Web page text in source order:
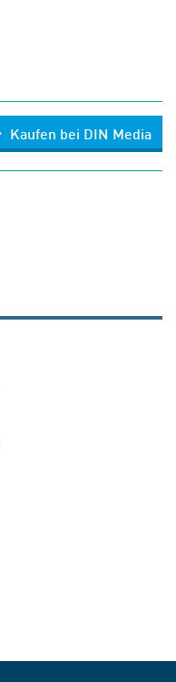
Kaufen bei DIN Media